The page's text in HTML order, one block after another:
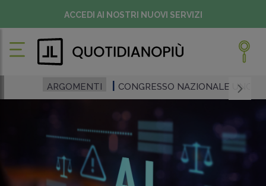
ACCEDI AI NOSTRI NUOVI SERVIZI
ARGOMENTI CONGRESSO NAZIONALE